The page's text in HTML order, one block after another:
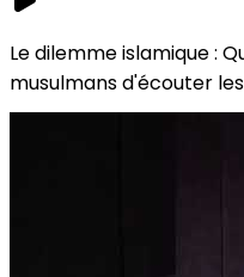
Le dilemme islamique :
musulmans d'écouter